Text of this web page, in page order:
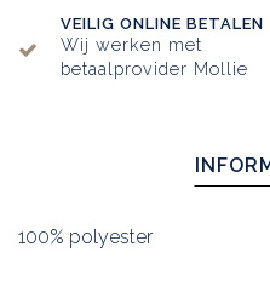
VEILIG ONLINE BETALEN
Wij werken met
betaalprovider Mollie
100% polyester